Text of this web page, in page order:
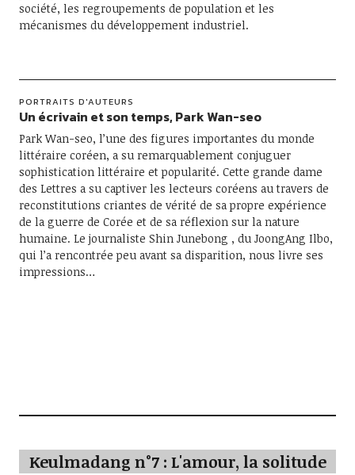
société, les regroupements de population et les
mécanismes du développement industriel.
PORTRAITS D'AUTEURS
Un écrivain et son temps, Park Wan-seo
Park Wan-seo, l’une des figures importantes du monde
littéraire coréen, a su remarquablement conjuguer
sophistication littéraire et popularité. Cette grande dame
des Lettres a su captiver les lecteurs coréens au travers de
reconstitutions criantes de vérité de sa propre expérience
de la guerre de Corée et de sa réflexion sur la nature
humaine. Le journaliste Shin Junebong , du JoongAng Ilbo,
qui l’a rencontrée peu avant sa disparition, nous livre ses
impressions…
Keulmadang n°7 : L'amour, la solitude